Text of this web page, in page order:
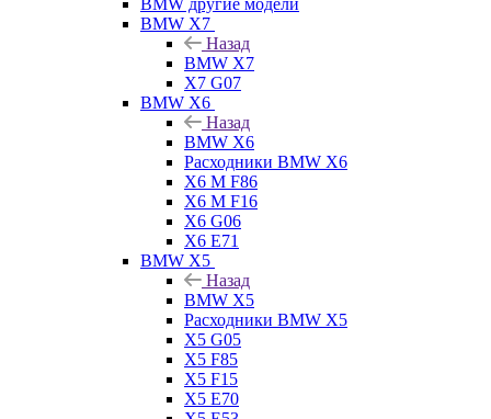
BMW другие модели
BMW X7
Назад
BMW X7
X7 G07
BMW X6
Назад
BMW X6
Расходники BMW X6
X6 M F86
X6 M F16
X6 G06
X6 E71
BMW X5
Назад
BMW X5
Расходники BMW X5
X5 G05
X5 F85
X5 F15
X5 E70